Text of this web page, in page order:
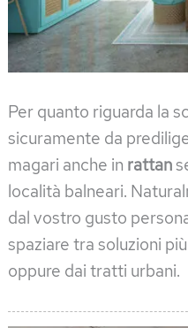
Per quanto riguarda la
sicuramente da
magari anche in rattan
località balneari.
dal vostro gusto
spaziare tra soluzioni
oppure dai tratti urbani.